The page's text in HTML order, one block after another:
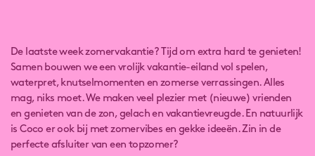
De laatste week zomervakantie? Tijd om extra hard te genieten!
Samen bouwen we een vrolijk vakantie-eiland vol spelen,
waterpret, knutselmomenten en zomerse verrassingen. Alles
mag, niks moet. We maken veel plezier met (nieuwe) vrienden
en genieten van de zon, gelach en vakantievreugde. En natuurlijk
is Coco er ook bij met zomervibes en gekke ideeën. Zin in de
perfecte afsluiter van een topzomer?